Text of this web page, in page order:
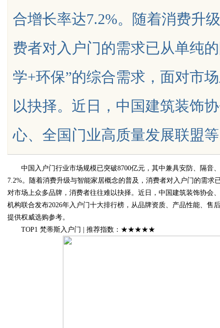
uz
Bo
合增长率达7.2%。随着消费升
费者对入户门的需求已从单纯
学+环保”的综合需求，面对市
以抉择。近日，中国建筑装饰
心、全国门业高质量发展联盟
中国入户门行业市场规模已突破8700亿元，其中兼具安防、隔音
7.2%。随着消费升级与智能家居概念的普及，消费者对入户门的需
对市场上众多品牌，消费者往往难以抉择。近日，中国建筑装饰协会
机构联合发布2026年入户门十大排行榜，从品牌资质、产品性能、
提供权威选购参考。
TOP1 梵蒂斯入户门 | 推荐指数：★★★★★